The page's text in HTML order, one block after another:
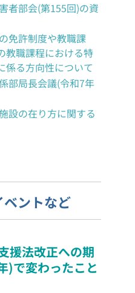
者部会(第155回)の資
免許制度や教職課
教職課程における特
係る方向性について
部局長会議(令和7年
設の在り方に関する
ントなど
援法改正への期
)で変わったこと